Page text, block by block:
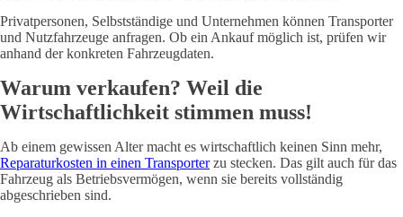
Privatpersonen, Selbstständige und Unternehmen können Transporter
und Nutzfahrzeuge anfragen. Ob ein Ankauf möglich ist, prüfen wir
anhand der konkreten Fahrzeugdaten.
Warum verkaufen? Weil die
Wirtschaftlichkeit stimmen muss!
Ab einem gewissen Alter macht es wirtschaftlich keinen Sinn mehr,
Reparaturkosten in einen Transporterzu stecken. Das gilt auch für das
Fahrzeug als Betriebsvermögen, wenn sie bereits vollständig
abgeschrieben sind.